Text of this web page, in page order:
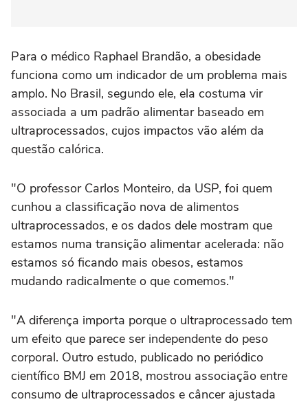
Para o médico Raphael Brandão, a obesidade
funciona como um indicador de um problema mais
amplo. No Brasil, segundo ele, ela costuma vir
associada a um padrão alimentar baseado em
ultraprocessados, cujos impactos vão além da
questão calórica.
"O professor Carlos Monteiro, da USP, foi quem
cunhou a classificação nova de alimentos
ultraprocessados, e os dados dele mostram que
estamos numa transição alimentar acelerada: não
estamos só ficando mais obesos, estamos
mudando radicalmente o que comemos."
"A diferença importa porque o ultraprocessado tem
um efeito que parece ser independente do peso
corporal. Outro estudo, publicado no periódico
científico BMJ em 2018, mostrou associação entre
consumo de ultraprocessados e câncer ajustada